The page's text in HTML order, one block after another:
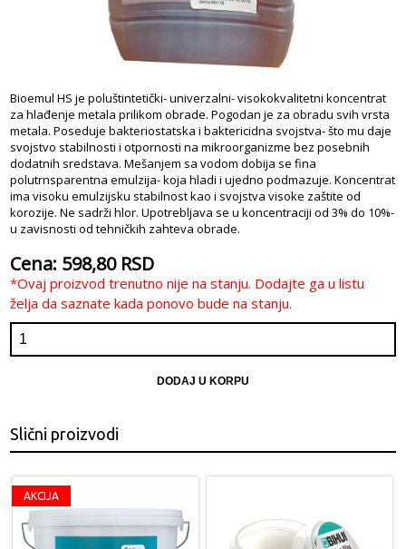
Bioemul HS je poluštintetički- univerzalni- visokokvalitetni koncentrat
za hlađenje metala prilikom obrade. Pogodan je za obradu svih vrsta
metala. Poseduje bakteriostatska i baktericidna svojstva- što mu daje
svojstvo stabilnosti i otpornosti na mikroorganizme bez posebnih
dodatnih sredstava. Mešanjem sa vodom dobija se fina
polutrnsparentna emulzija- koja hladi i ujedno podmazuje. Koncentrat
ima visoku emulzijsku stabilnost kao i svojstva visoke zaštite od
korozije. Ne sadrži hlor. Upotrebljava se u koncentraciji od 3% do 10%-
u zavisnosti od tehničkih zahteva obrade.
Cena: 598,80 RSD
*Ovaj proizvod trenutno nije na stanju. Dodajte ga u listu
želja da saznate kada ponovo bude na stanju.
DODAJ U KORPU
Slični proizvodi
AKCIJA